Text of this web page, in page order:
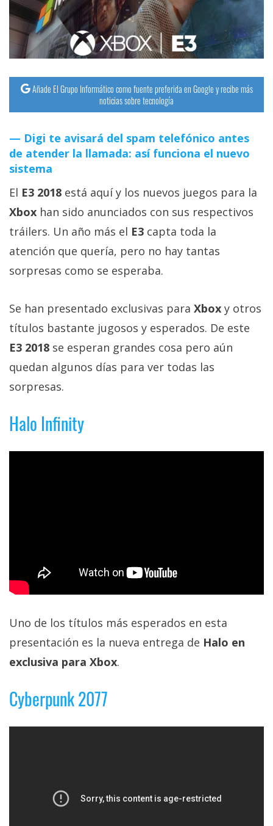
Operadores
Trucos
Tutoriales
Ciberseguridad
Sistemas
operativos
Profesional
+
Más
temas
Sorteos
Foros
/
Sobre
nosotros
Aviso
El medio de
comunicación
digital donde
noticias sobre
tecnología,
ordenadores,
Añade El Grupo Informático como fuente preferida en Google y recibe más
noticias sobre tecnología
Digi te avisará del spam telefónico antes
de atender la llamada: así funciona el nuevo
sistema
El E3 2018 está aquí y los nuevos juegos para la
Xbox han sido anunciados con sus respectivos
tráilers. Un año más el E3 capta toda la
atención que quería, pero no hay tantas
sorpresas como se esperaba.
Se han presentado exclusivas para Xbox y otros
títulos bastante jugosos y esperados. De este
E3 2018 se esperan grandes cosa pero aún
quedan algunos días para ver todas las
sorpresas.
Halo Infinity
Uno de los títulos más esperados en esta
presentación es la nueva entrega de Halo en
exclusiva para Xbox.
Cyberpunk 2077